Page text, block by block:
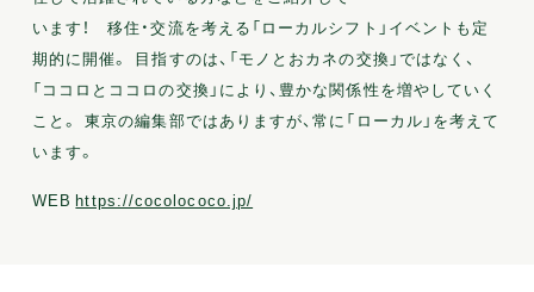
います！ 移住・交流を考える「ローカルシフト」イベントも定
期的に開催。 目指すのは、「モノとおカネの交換」ではなく、
「ココロとココロの交換」により、豊かな関係性を増やしていく
こと。 東京の編集部ではありますが、常に「ローカル」を考えて
います。
WEB https://cocolococo.jp/